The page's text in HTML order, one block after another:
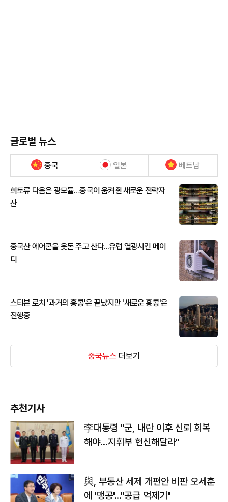
글로벌 뉴스
중국 일본 베트남
희토류 다음은 광모듈…중국이 움켜쥔 새로운 전략자
산
중국산 에어콘을 웃돈 주고 산다...유럽 열광시킨 메이
디
스티븐 로치 '과거의 홍콩'은 끝났지만 '새로운 홍콩'은
진행중
중국뉴스 더보기
추천기사
李대통령 "군, 내란 이후 신뢰 회복
해야…지휘부 헌신해달라"
與, 부동산 세제 개편안 비판 오세훈
에 '맹공'…"공급 억제기"